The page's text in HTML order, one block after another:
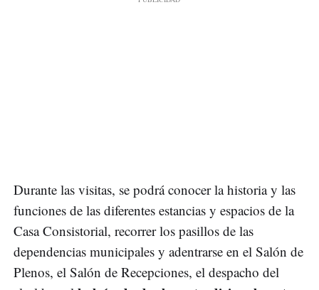
Durante las visitas, se podrá conocer la historia y las
funciones de las diferentes estancias y espacios de la
Casa Consistorial, recorrer los pasillos de las
dependencias municipales y adentrarse en el Salón de
Plenos, el Salón de Recepciones, el despacho del